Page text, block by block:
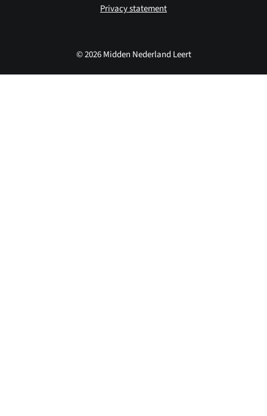
© 2026 Midden Nederland Leert
Privacy statement